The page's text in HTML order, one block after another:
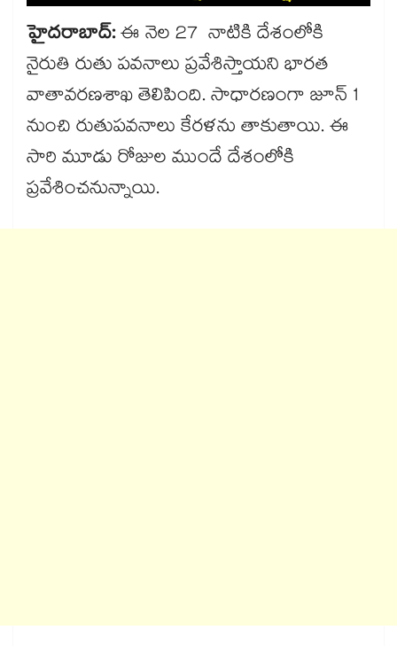
హైదరాబాద్:ఈ నెల 27 నాటికి దేశంలోకి
నైరుతి రుతు పవనాలు ప్రవేశిస్తాయని భారత
వాతావరణశాఖ తెలిపింది. సాధారణంగా జూన్ 1
నుంచి రుతుపవనాలు కేరళను తాకుతాయి. ఈ
సారి మూడు రోజుల ముందే దేశంలోకి
ప్రవేశించనున్నాయి.